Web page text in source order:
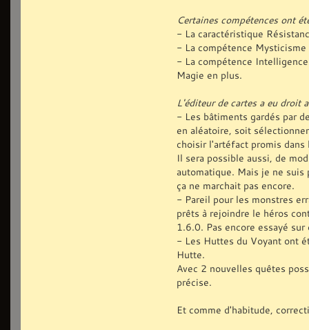
Certaines compétences ont
- La caractéristique
- La compétence
- La compétence
Magie en plus.
L'éditeur de cartes a eu droit
- Les bâtiments gardés par
en aléatoire, soit
choisir l'artéfact promis dans
Il sera possible aussi, de
automatique. Mais je ne
ça ne marchait pas encore.
- Pareil pour les monstres
prêts à rejoindre le héros
1.6.0. Pas encore essayé
- Les Huttes du Voyant ont
Hutte.
Avec 2 nouvelles quêtes
précise.
Et comme d'habitude,